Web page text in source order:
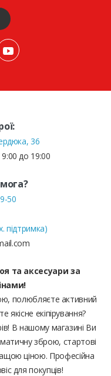
36
до 19:00
50
підтримка)
та аксесуари за
полюбляєте активний
якісне екіпірування?
В нашому магазині Ви
зброю, стартові
ціною. Професійна
для покупців!